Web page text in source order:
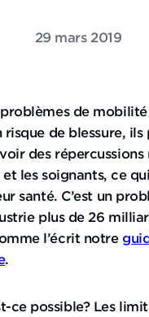
29 mars 2019
de
risque de blessure, ils
des répercussions
les soignants, ce
santé. C’est un
plus de 26
l’écrit notre
.
ce possible? Les